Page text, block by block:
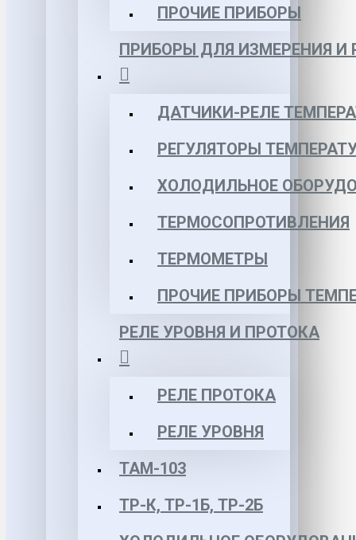
ПРОЧИЕ ПРИБОРЫ
ПРИБОРЫ ДЛЯ ИЗМЕРЕНИЯ И
ДАТЧИКИ-РЕЛЕ
РЕГУЛЯТОРЫ
ХОЛОДИЛЬНОЕ
ТЕРМОСОПРОТИВЛЕНИЯ
ТЕРМОМЕТРЫ
ПРОЧИЕ ПРИБОРЫ
РЕЛЕ УРОВНЯ И ПРОТОКА
РЕЛЕ ПРОТОКА
РЕЛЕ УРОВНЯ
ТАМ-103
ТР-К, ТР-1Б, ТР-2Б